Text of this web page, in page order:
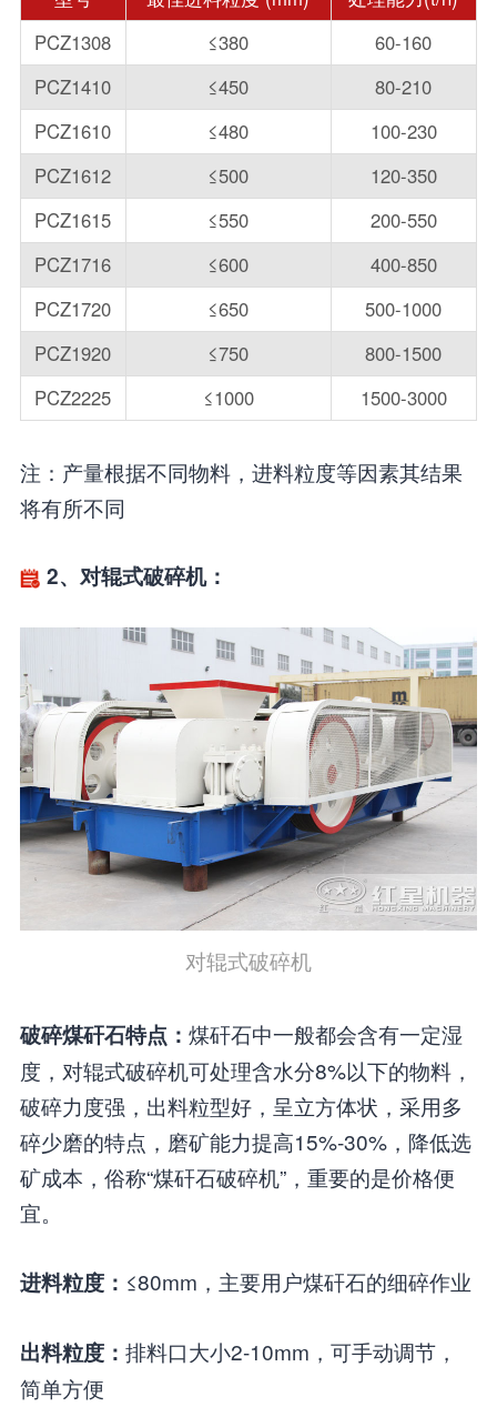
PCZ1308
≤380
60-160
PCZ1410
≤450
80-210
PCZ1610
≤480
100-230
PCZ1612
≤500
120-350
PCZ1615
≤550
200-550
PCZ1716
≤600
400-850
PCZ1720
≤650
500-1000
PCZ1920
≤750
800-1500
PCZ2225
≤1000 1500-3000
注：产量根据不同物料，进料粒度等因素其结果
将有所不同
2、对辊式破碎机：
对辊式破碎机
破碎煤矸石特点： 煤矸石中一般都会含有一定湿
度，对辊式破碎机可处理含水分8%以下的物料，
破碎力度强，出料粒型好，呈立方体状，采用多
碎少磨的特点，磨矿能力提高15%-30%，降低选
矿成本，俗称“煤矸石破碎机”，重要的是价格便
宜。
进料粒度： ≤80mm，主要用户煤矸石的细碎作业
出料粒度： 排料口大小2-10mm，可手动调节，
简单方便